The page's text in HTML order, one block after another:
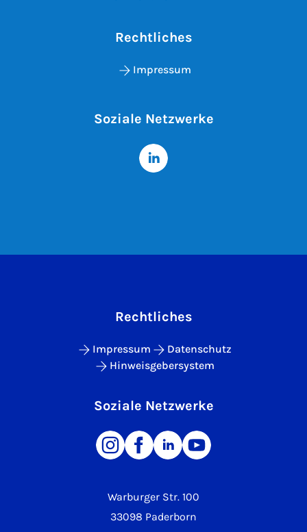
Rechtliches
Impressum
Soziale Netzwerke
Warburger Str. 100
33098 Paderborn
Rechtliches
Impressum
Datenschutz
Hinweisgebersystem
Soziale Netzwerke